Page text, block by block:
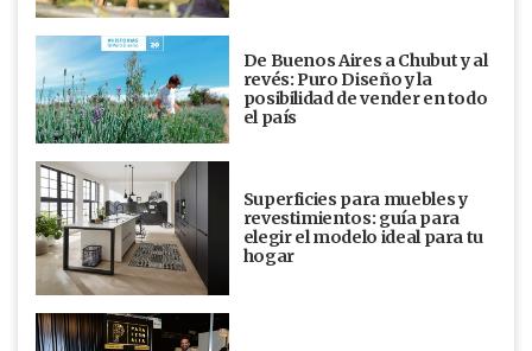
De Buenos Aires a Chubut y al
revés: Puro Diseño y la
posibilidad de vender en todo
el país
Superficies para muebles y
revestimientos: guía para
elegir el modelo ideal para tu
hogar